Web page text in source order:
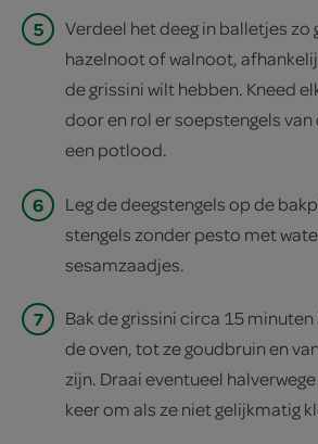
5
Verdeel het deeg in balletjes zo
hazelnoot of walnoot,
de grissini wilt hebben. Kneed
door en rol er soepstengels van
een potlood.
6
Leg de deegstengels op de
stengels zonder pesto met
sesamzaadjes.
7
Bak de grissini circa 15
de oven, tot ze goudbruin en
zijn. Draai eventueel
keer om als ze niet gelijkmatig